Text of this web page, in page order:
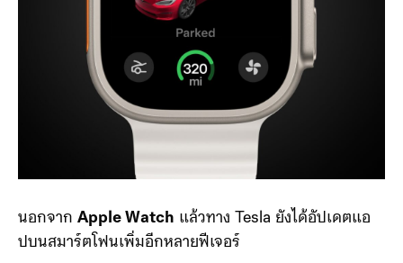
นอกจาก Apple Watch แล้วทาง Tesla ยังได้อัปเดตแอ
ปบนสมาร์ตโฟนเพิ่มอีกหลายฟีเจอร์